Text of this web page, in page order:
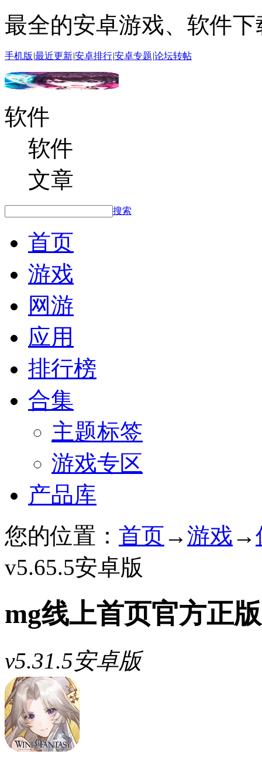
最全的安卓游戏、软件下
手机版 |最近更新|安卓排行|安卓专题|论坛转帖
软件
软件
文章
搜索
首页
游戏
网游
应用
排行榜
合集
主题标签
游戏专区
产品库
您的位置： 首页 →游戏 →
v5.65.5安卓版
mg线上首页官方正版
v5.31.5安卓版